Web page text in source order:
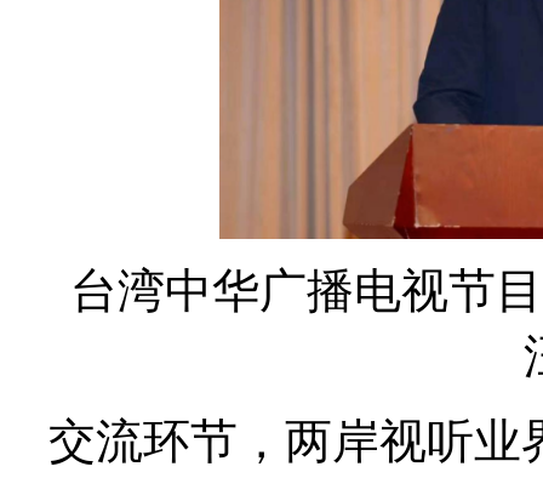
台湾中华广播电视节
交流环节，两岸视听业